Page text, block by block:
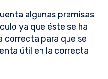
algunas premisas
ya que éste se ha
correcta para que se
útil en la correcta